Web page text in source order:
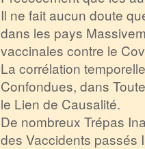
Il ne fait aucun doute
dans les pays
vaccinales contre le
La corrélation
Confondues, dans
le Lien de Causalité.
De nombreux Trépas
des Vaccidents passés